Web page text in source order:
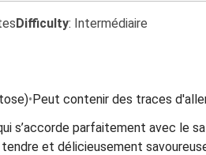
Difficulty: Intermédiaire
•Peut contenir des traces
s’accorde parfaitement avec le
et délicieusement